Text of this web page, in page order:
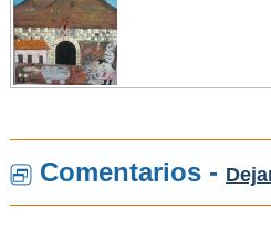
Comentarios -